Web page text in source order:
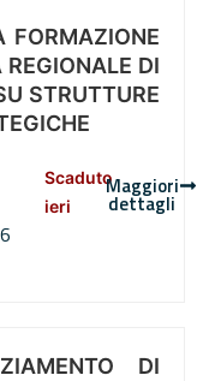
FORMAZIONE
REGIONALE DI
STRUTTURE
Scaduto
ieri
Maggiori
dettagli
DI